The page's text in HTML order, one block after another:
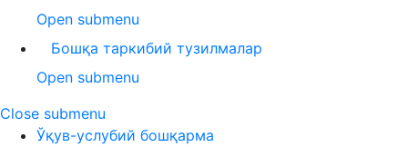
Open submenu
Бошқа таркибий тузилмалар
Open submenu
Close submenu
Ўқув-услубий бошқарма